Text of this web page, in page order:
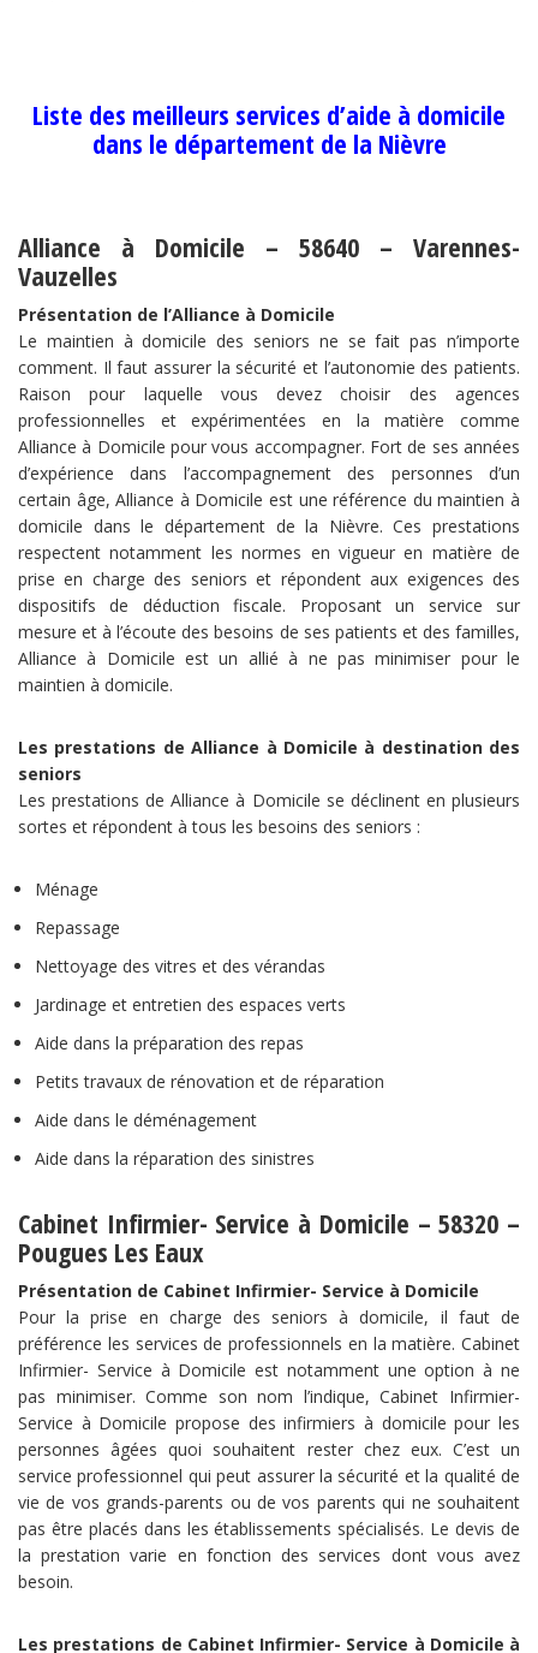
Liste des meilleurs services d’aide à domicile
dans le département de la Nièvre
Alliance à Domicile – 58640 – Varennes-
Vauzelles
Présentation de l’Alliance à Domicile
Le maintien à domicile des seniors ne se fait pas n’importe
comment. Il faut assurer la sécurité et l’autonomie des patients.
Raison pour laquelle vous devez choisir des agences
professionnelles et expérimentées en la matière comme
Alliance à Domicile pour vous accompagner. Fort de ses années
d’expérience dans l’accompagnement des personnes d’un
certain âge, Alliance à Domicile est une référence du maintien à
domicile dans le département de la Nièvre. Ces prestations
respectent notamment les normes en vigueur en matière de
prise en charge des seniors et répondent aux exigences des
dispositifs de déduction fiscale. Proposant un service sur
mesure et à l’écoute des besoins de ses patients et des familles,
Alliance à Domicile est un allié à ne pas minimiser pour le
maintien à domicile.
Les prestations de Alliance à Domicile à destination des
seniors
Les prestations de Alliance à Domicile se déclinent en plusieurs
sortes et répondent à tous les besoins des seniors :
Ménage
Repassage
Nettoyage des vitres et des vérandas
Jardinage et entretien des espaces verts
Aide dans la préparation des repas
Petits travaux de rénovation et de réparation
Aide dans le déménagement
Aide dans la réparation des sinistres
Cabinet Infirmier- Service à Domicile – 58320 –
Pougues Les Eaux
Présentation de Cabinet Infirmier- Service à Domicile
Pour la prise en charge des seniors à domicile, il faut de
préférence les services de professionnels en la matière. Cabinet
Infirmier- Service à Domicile est notamment une option à ne
pas minimiser. Comme son nom l’indique, Cabinet Infirmier-
Service à Domicile propose des infirmiers à domicile pour les
personnes âgées quoi souhaitent rester chez eux. C’est un
service professionnel qui peut assurer la sécurité et la qualité de
vie de vos grands-parents ou de vos parents qui ne souhaitent
pas être placés dans les établissements spécialisés. Le devis de
la prestation varie en fonction des services dont vous avez
besoin.
Les prestations de Cabinet Infirmier- Service à Domicile à